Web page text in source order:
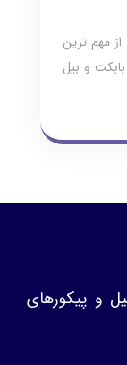
مهم ترین
و بیل
و پیکورهای